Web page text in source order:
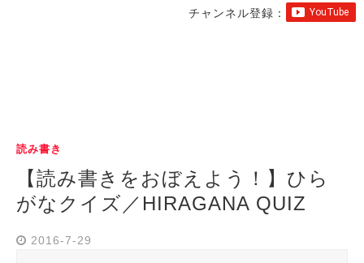
チャンネル登録：
読み書き
【読み書きをおぼえよう！】ひら
がなクイズ／HIRAGANA QUIZ
2016-7-29